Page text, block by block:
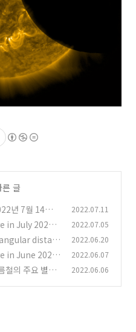
른 글
2022.07.11
July 2022 2
(0)
2022.07.05
distan
의
2022.06.20
in June 2022
(0)
2022.06.07
의 주요 별자
2022.06.06